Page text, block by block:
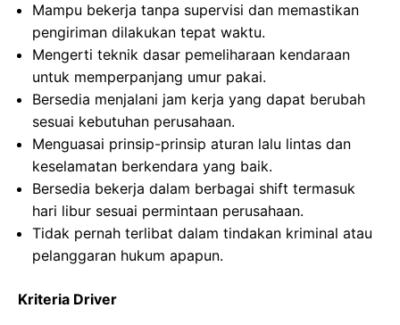
Mampu bekerja tanpa supervisi dan memastikan
pengiriman dilakukan tepat waktu.
Mengerti teknik dasar pemeliharaan kendaraan
untuk memperpanjang umur pakai.
Bersedia menjalani jam kerja yang dapat berubah
sesuai kebutuhan perusahaan.
Menguasai prinsip-prinsip aturan lalu lintas dan
keselamatan berkendara yang baik.
Bersedia bekerja dalam berbagai shift termasuk
hari libur sesuai permintaan perusahaan.
Tidak pernah terlibat dalam tindakan kriminal atau
pelanggaran hukum apapun.
Kriteria Driver